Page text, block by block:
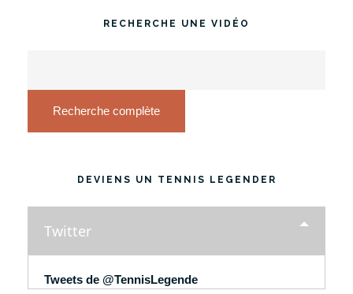
RECHERCHE UNE VIDÉO
Recherche complète
DEVIENS UN TENNIS LEGENDER
Twitter
Tweets de @TennisLegende